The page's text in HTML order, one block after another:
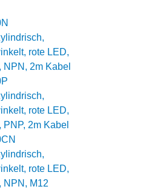
rote LED,
NPN, 2m Kabel
rote LED,
2m Kabel
rote LED,
NPN, M12